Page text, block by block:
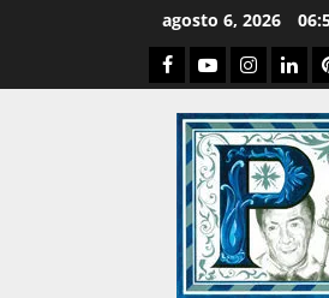
agosto 6, 2026
Facebook
YoutubeInstagram